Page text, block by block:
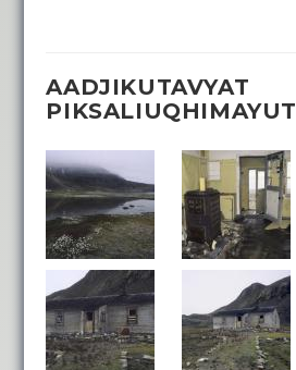
AADJIKUTAVYAT
PIKSALIUQHIMAYUT